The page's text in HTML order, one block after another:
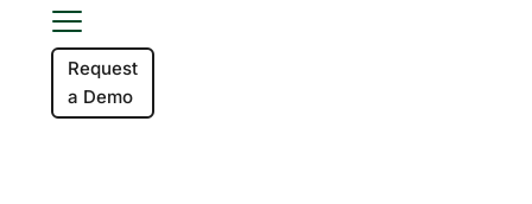
Request
a Demo